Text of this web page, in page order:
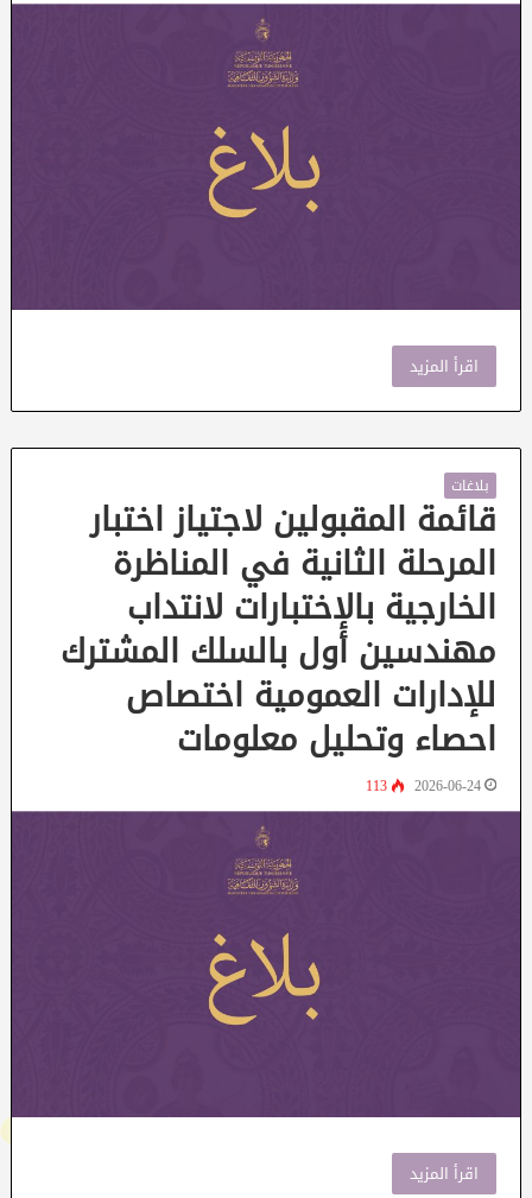
اقرأ المزيد
بلاغات
قائمة المقبولين لاجتياز اختبار
المرحلة الثانية في المناظرة
الخارجية بالإختبارات لانتداب
مهندسين أول بالسلك المشترك
للإدارات العمومية اختصاص
احصاء وتحليل معلومات
2026-06-24
113
اقرأ المزيد